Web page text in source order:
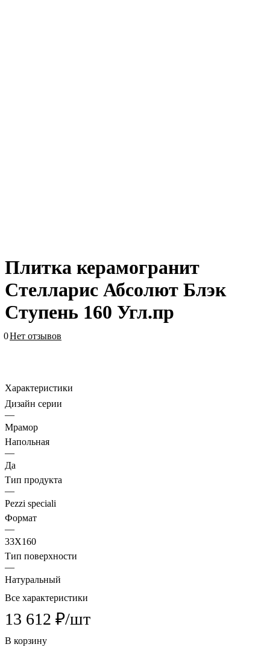
Плитка керамогранит
Стелларис Абсолют Блэк
Ступень 160 Угл.пр
0Нет отзывов
Характеристики
Дизайн серии
—
Мрамор
Напольная
—
Да
Тип продукта
—
Pezzi speciali
Формат
—
33X160
Тип поверхности
—
Натуральный
Все характеристики
13 612 ₽/шт
В корзину